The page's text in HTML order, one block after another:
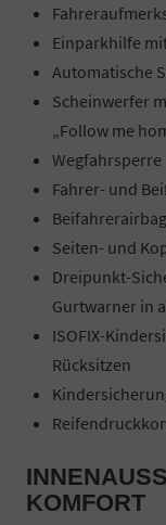
Einparkhilfe
Automatische
Scheinwerfer
„Follow me
Wegfahrsperre
Fahrer- und
Seiten- und
Dreipunkt-
Gurtwarner in
ISOFIX-
Rücksitzen
KOMFORT